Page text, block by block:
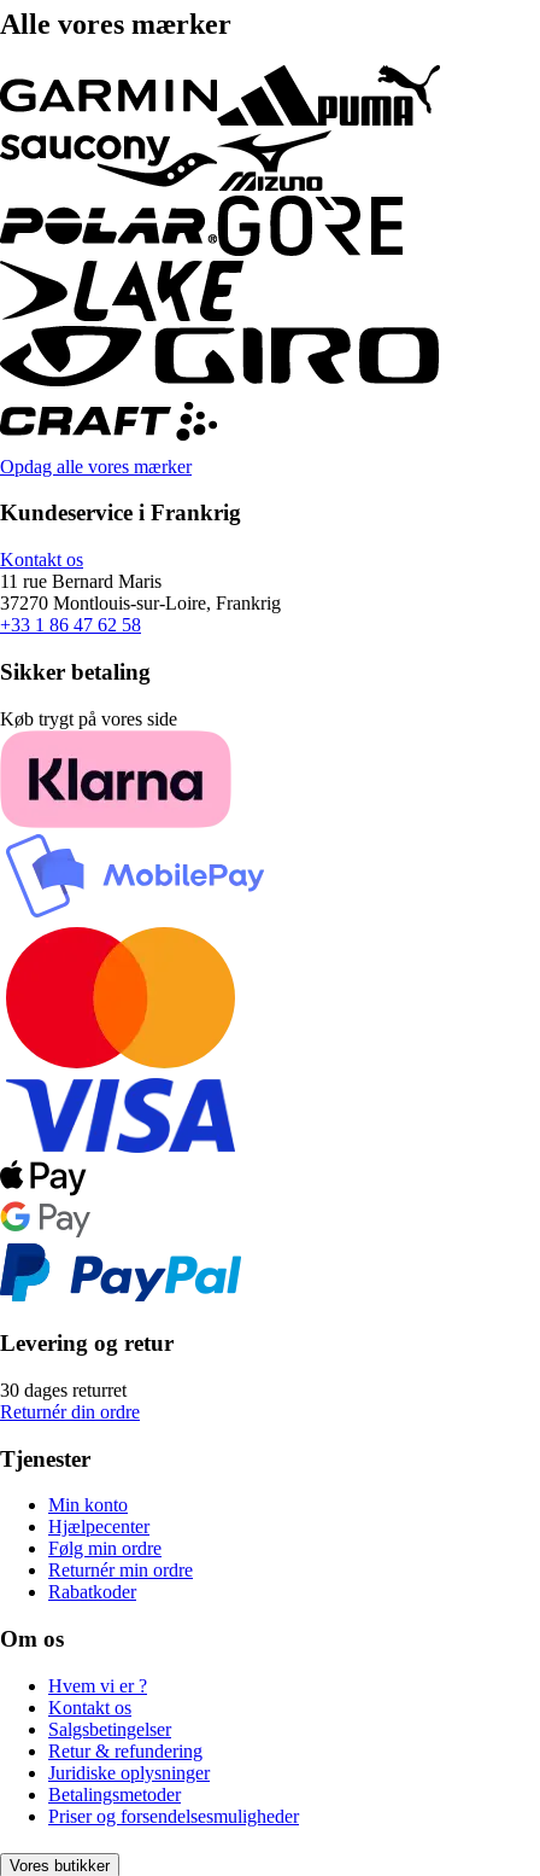
Alle vores mærker
Opdag alle vores mærker
Kundeservice i Frankrig
Kontakt os
11 rue Bernard Maris
37270 Montlouis-sur-Loire, Frankrig
+33 1 86 47 62 58
Sikker betaling
Køb trygt på vores side
Levering og retur
30 dages returret
Returnér din ordre
Tjenester
Min konto
Hjælpecenter
Følg min ordre
Returnér min ordre
Rabatkoder
Om os
Hvem vi er ?
Kontakt os
Salgsbetingelser
Retur & refundering
Juridiske oplysninger
Betalingsmetoder
Priser og forsendelsesmuligheder
Vores butikker